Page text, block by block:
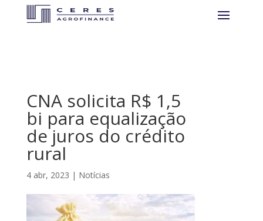
CNA solicita R$ 1,5
bi para equalização
de juros do crédito
rural
4 abr, 2023 | Notícias